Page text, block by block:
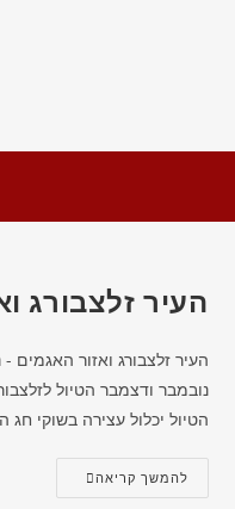
העיר זלצבורג
העיר זלצבורג ואזור האגמים
נובמבר ודצמבר הטיול
הטיול יכלול עצירה בשוקי
להמשך קריאה